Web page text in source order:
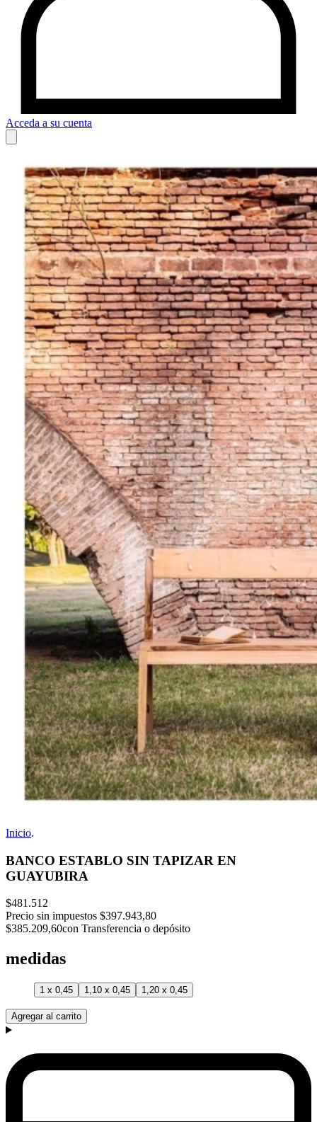
Acceda a su cuenta
Inicio.
BANCO ESTABLO SIN TAPIZAR EN
GUAYUBIRA
$481.512
Precio sin impuestos $397.943,80
$385.209,60con Transferencia o depósito
medidas
1 x 0,45 1,10 x 0,45 1,20 x 0,45
Agregar al carrito